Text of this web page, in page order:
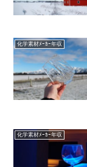
化学素材ﾒｰｶｰ年収
化学素材ﾒｰｶｰ年収